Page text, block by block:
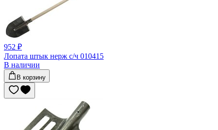
952 ₽
Лопата штык нерж с/ч 010415
В наличии
В корзину